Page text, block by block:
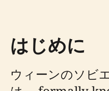
はじめに
ウィーンのソビ